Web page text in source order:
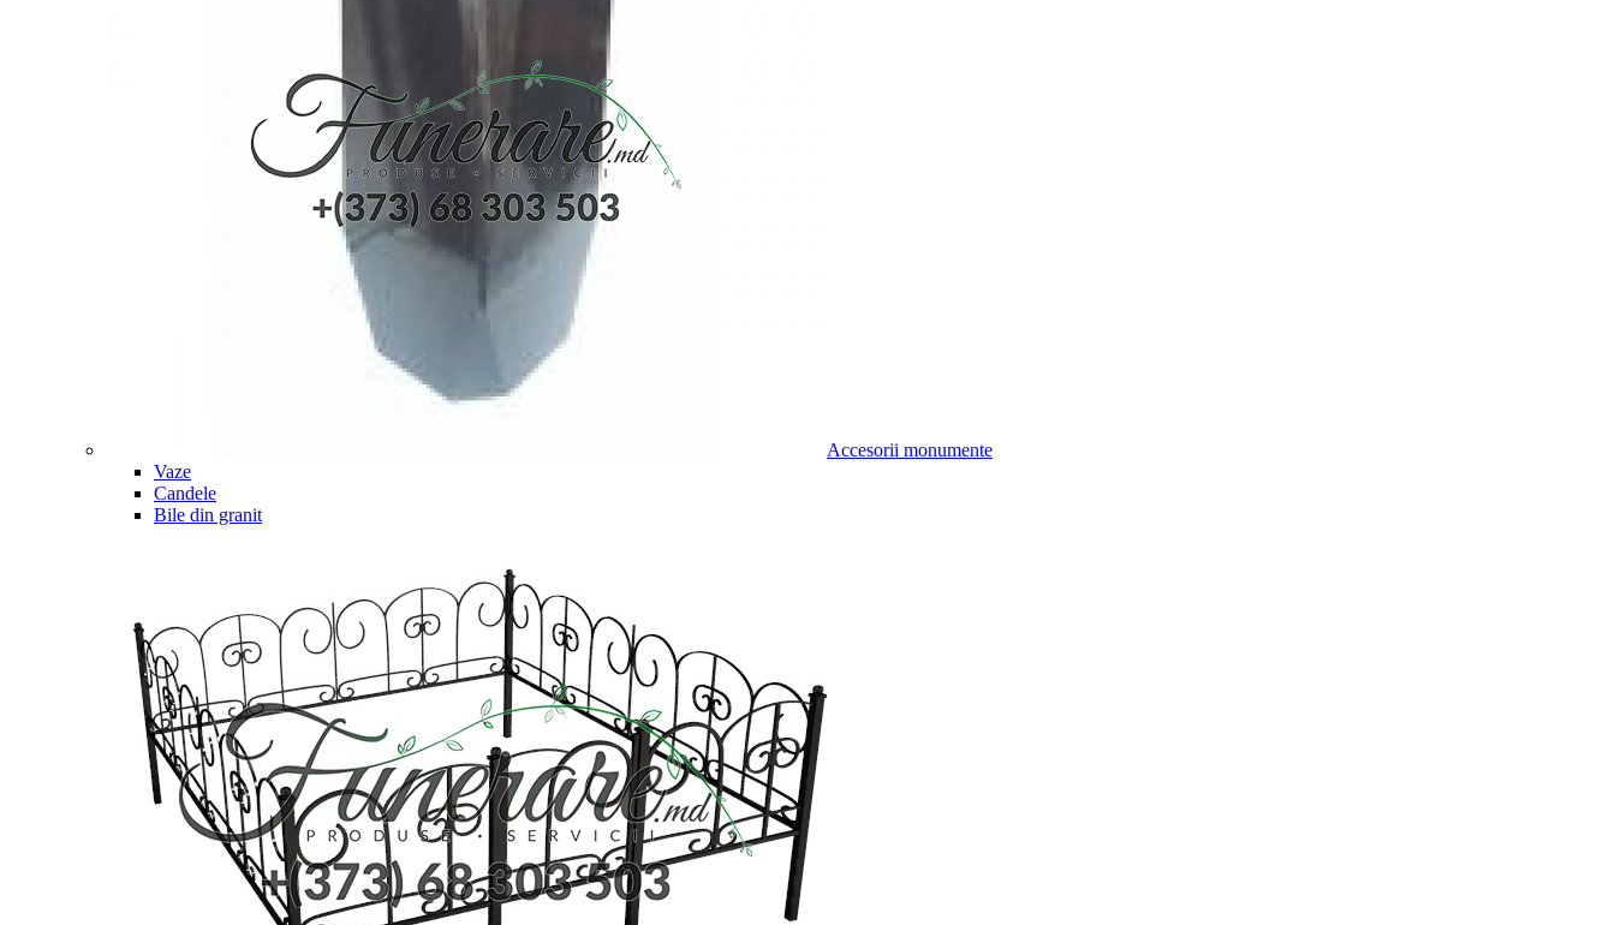
Accesorii monumente
Vaze
Candele
Bile din granit